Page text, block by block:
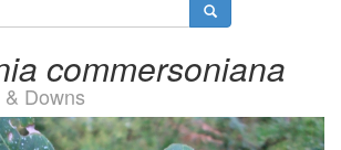
commersoniana
Downs